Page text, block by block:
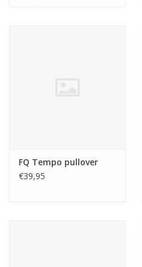
FQ Tempo pullover
€39,95